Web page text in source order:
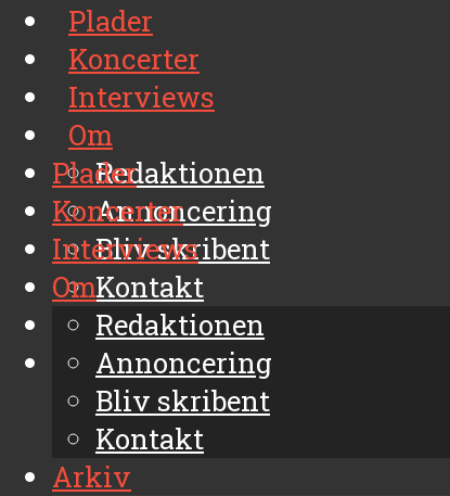
Plader
Koncerter
Interviews
Om
Redaktionen
Annoncering
Bliv skribent
Kontakt
Arkiv
Plader
Koncerter
Interviews
Om
Redaktionen
Annoncering
Bliv skribent
Kontakt
Arkiv